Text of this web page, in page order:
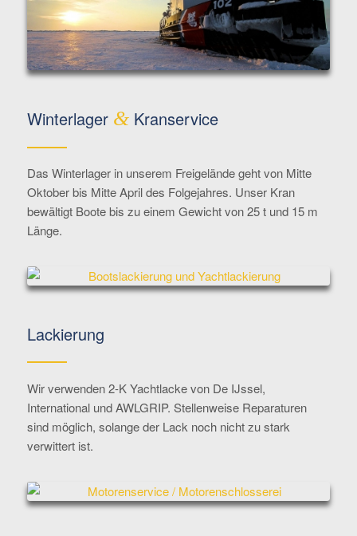
Winterlager &Kranservice
Das Winterlager in unserem Freigelände geht von Mitte
Oktober bis Mitte April des Folgejahres. Unser Kran
bewältigt Boote bis zu einem Gewicht von 25 t und 15 m
Länge.
Lackierung
Wir verwenden 2-K Yachtlacke von De IJssel,
International und AWLGRIP. Stellenweise Reparaturen
sind möglich, solange der Lack noch nicht zu stark
verwittert ist.